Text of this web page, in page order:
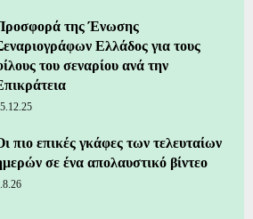
της Ένωσης
Ελλάδος για τους
του σεναρίου ανά την
πιο επικές γκάφες των τελευταίων
σε ένα απολαυστικό βίντεο